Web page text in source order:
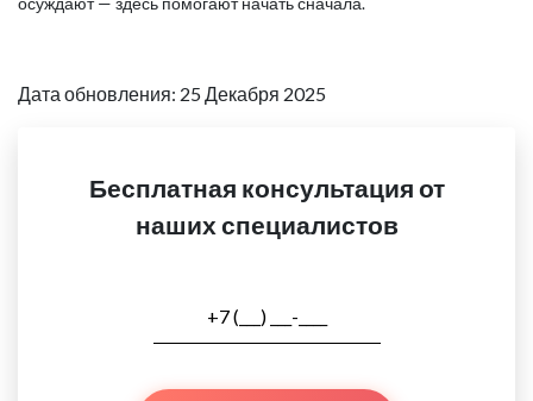
Дата обновления: 25 Декабря 2025
Бесплатная консультация от
наших специалистов